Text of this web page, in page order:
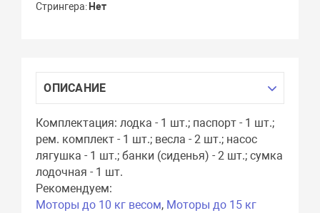
Стрингера Нет
ОПИСАНИЕ
Комплектация: лодка - 1 шт.; паспорт - 1 шт.;
рем. комплект - 1 шт.; весла - 2 шт.; насос
лягушка - 1 шт.; банки (сиденья) - 2 шт.; сумка
лодочная - 1 шт.
Рекомендуем:
Моторы до 10 кг весом, Моторы до 15 кг